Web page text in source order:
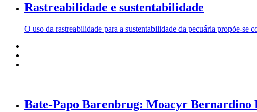
Rastreabilidade e sustentabilidade
O uso da rastreabilidade para a sustentabilidade da pecuária propõe-se
Bate-Papo Barenbrug: Moacyr Bernardino